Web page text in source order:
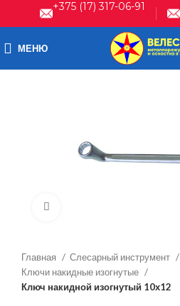
+375 (17) 317-06-91
МЕНЮ
Главная Слесарный инструмент
Ключи накидные изогнутые
Ключ накидной изогнутый 10х12